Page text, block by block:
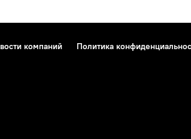
компаний Политика